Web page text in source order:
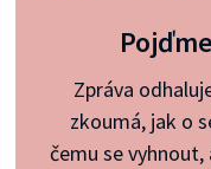
Zpráva
zkoumá, jak o
čemu se